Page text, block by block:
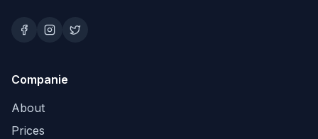
Companie
About
Prices